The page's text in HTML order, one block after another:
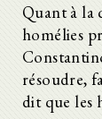
Quant à la
homélies
résoudre,
dit que les